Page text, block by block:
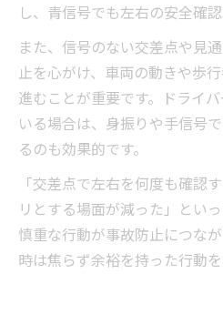
し、青信号でも左右の安全確
また、信号のない交差点や見
止を心がけ、車両の動きや歩
進むことが重要です。ドライ
いる場合は、身振りや手信号
るのも効果的です。
「交差点で左右を何度も確認
リとする場面が減った」とい
慎重な行動が事故防止につな
時は焦らず余裕を持った行動を